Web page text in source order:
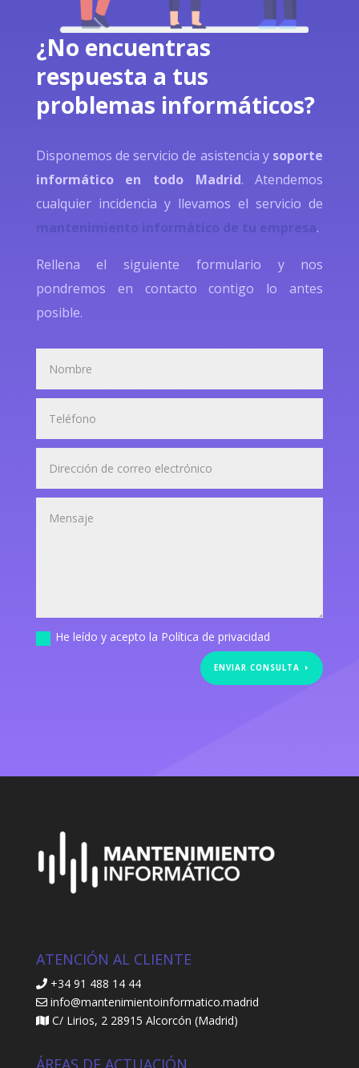
¿No encuentras
respuesta a tus
problemas informáticos?
Disponemos de servicio de asistencia y soporte
informático en todo Madrid. Atendemos
cualquier incidencia y llevamos el servicio de
mantenimiento informático de tu empresa .
Rellena el siguiente formulario y nos
pondremos en contacto contigo lo antes
posible.
He leído y acepto la Política de privacidad
ENVIAR CONSULTA
ATENCIÓN AL CLIENTE
+34 91 488 14 44
info@mantenimientoinformatico.madrid
C/ Lirios, 2 28915 Alcorcón (Madrid)
ÁREAS DE ACTUACIÓN